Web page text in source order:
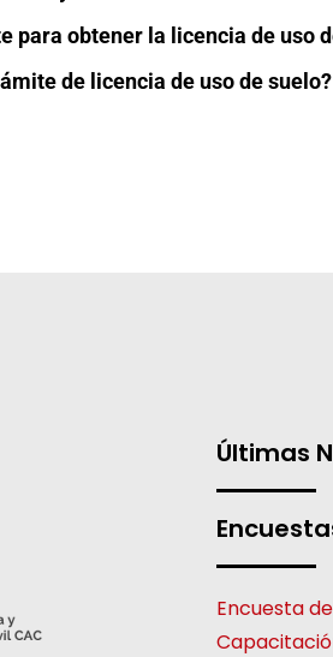
para obtener la licencia de uso
de licencia de uso de suelo?
Últimas
Encuesta